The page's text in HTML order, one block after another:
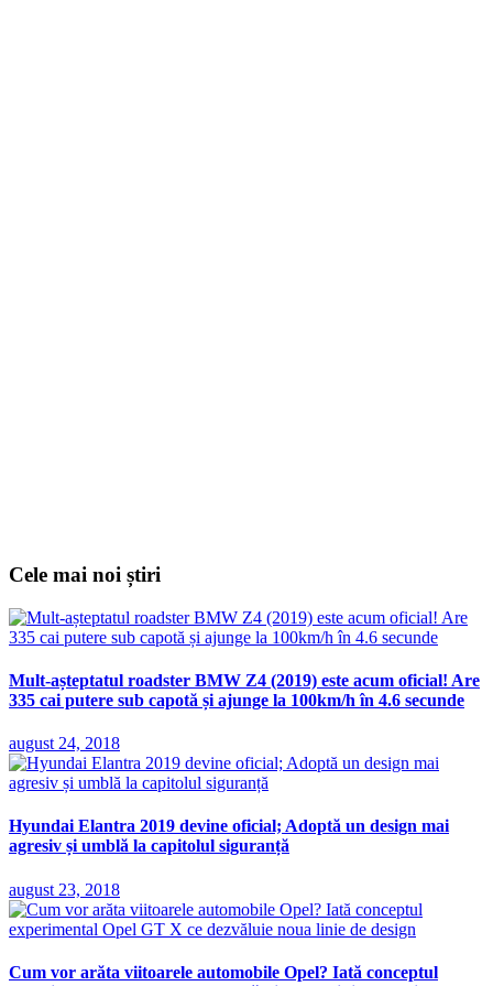
Cele mai noi știri
Mult-așteptatul roadster BMW Z4 (2019) este acum oficial! Are
335 cai putere sub capotă și ajunge la 100km/h în 4.6 secunde
august 24, 2018
Hyundai Elantra 2019 devine oficial; Adoptă un design mai
agresiv și umblă la capitolul siguranță
august 23, 2018
Cum vor arăta viitoarele automobile Opel? Iată conceptul